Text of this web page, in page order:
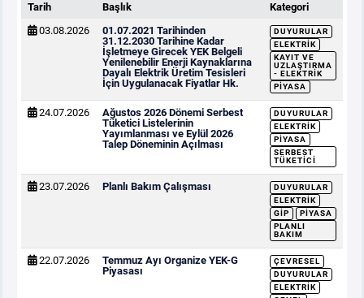
Tarih Başlık
Kategori
03.08.2026
01.07.2021 Tarihinden
31.12.2030 Tarihine Kadar
İşletmeye Girecek YEK Belgeli
Yenilenebilir Enerji Kaynaklarına
Dayalı Elektrik Üretim Tesisleri
İçin Uygulanacak Fiyatlar Hk.
DUYURULAR
ELEKTRIK
KAYIT VE
UZLAŞTIRMA
- ELEKTRIK
PIYASA
24.07.2026
Ağustos 2026 Dönemi Serbest
Tüketici Listelerinin
Yayımlanması ve Eylül 2026
Talep Döneminin Açılması
DUYURULAR
ELEKTRIK
PIYASA
SERBEST
TÜKETICI
23.07.2026 Planlı Bakım Çalışması
DUYURULAR
ELEKTRIK
GİP
PIYASA
PLANLI
BAKIM
22.07.2026
Temmuz Ayı Organize YEK-G
Piyasası
ÇEVRESEL
DUYURULAR
ELEKTRIK